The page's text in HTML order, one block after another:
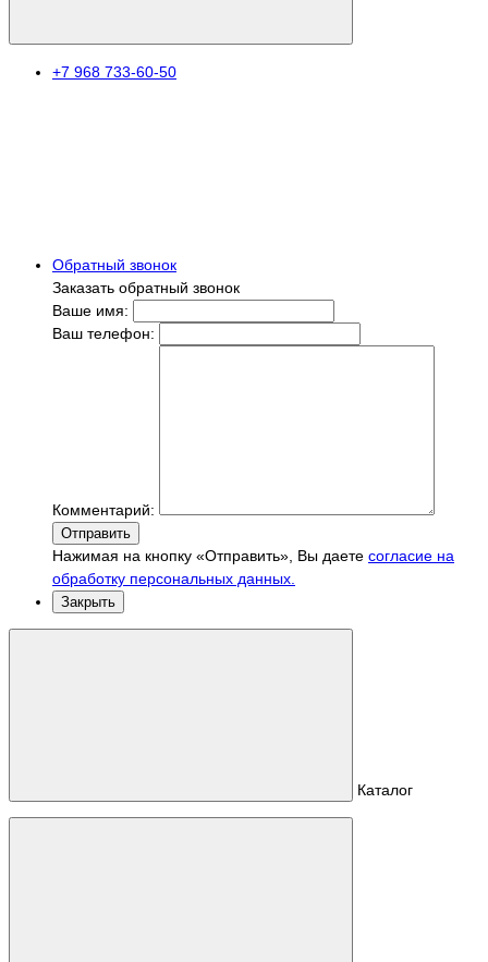
+7 968 733-60-50
Обратный звонок
Заказать обратный звонок
Ваше имя:
Ваш телефон:
Комментарий:
Отправить
Нажимая на кнопку «Отправить», Вы даете согласие на
обработку персональных данных.
Закрыть
Каталог